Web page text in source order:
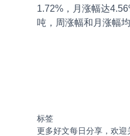
1.72%，月涨幅达
吨，周涨幅和月涨幅
标签
更多好文每日分享，欢迎